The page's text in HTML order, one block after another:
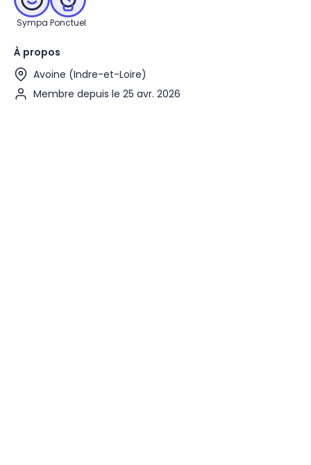
Sympa Ponctuel
À propos
Avoine (Indre-et-Loire)
Membre depuis le 25 avr. 2026